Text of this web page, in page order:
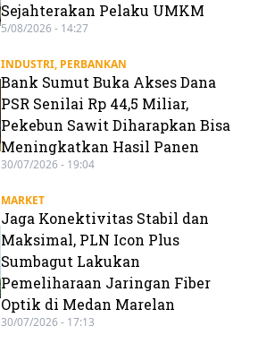
Sejahterakan Pelaku UMKM
5/08/2026 - 14:27
INDUSTRI, PERBANKAN
Bank Sumut Buka Akses Dana
PSR Senilai Rp 44,5 Miliar,
Pekebun Sawit Diharapkan Bisa
Meningkatkan Hasil Panen
30/07/2026 - 19:04
MARKET
Jaga Konektivitas Stabil dan
Maksimal, PLN Icon Plus
Sumbagut Lakukan
Pemeliharaan Jaringan Fiber
Optik di Medan Marelan
30/07/2026 - 17:13